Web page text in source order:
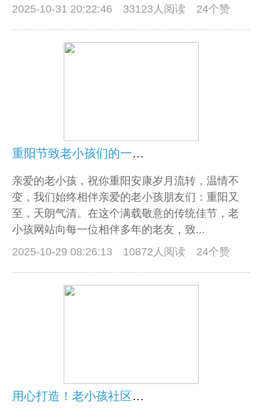
2025-10-31 20:22:46
33123人阅读 24个赞
重阳节致老小孩们的一封信
亲爱的老小孩，祝你重阳安康岁月流转，温情不
变，我们始终相伴亲爱的老小孩朋友们：重阳又
至，天朗气清。在这个满载敬意的传统佳节，老
小孩网站向每一位相伴多年的老友，致...
2025-10-29 08:26:13
10872人阅读 24个赞
用心打造！老小孩社区讲述升级新功能大揭秘！